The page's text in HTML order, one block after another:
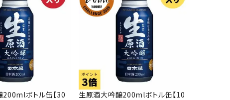
ボトル缶【30 生原酒大吟醸200mlボトル缶【10